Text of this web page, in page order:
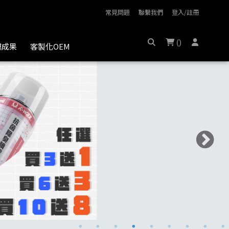
常見問題 聯繫我們 登入/註冊
()
果 客製化OEM